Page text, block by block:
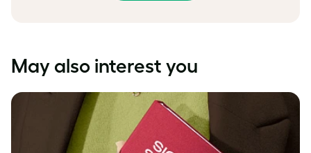
May also interest you